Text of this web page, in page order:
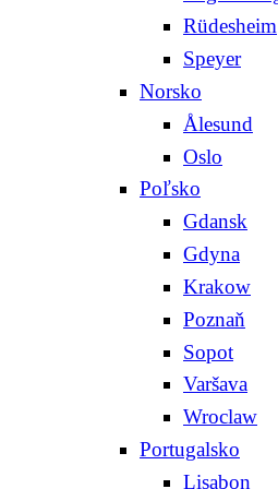
Rüdesheim
Speyer
Norsko
Ålesund
Oslo
Poľsko
Gdansk
Gdyna
Krakow
Poznaň
Sopot
Varšava
Wroclaw
Portugalsko
Lisabon